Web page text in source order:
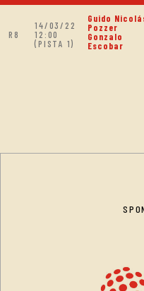
R8
14/03/22
12:00
(PISTA 1)
Guido
Pozzer
Gonzalo
Escobar